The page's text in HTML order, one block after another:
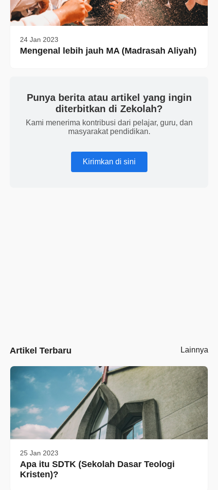
24 Jan 2023
Mengenal lebih jauh MA (Madrasah Aliyah)
Punya berita atau artikel yang ingin
diterbitkan di Zekolah?
Kami menerima kontribusi dari pelajar, guru, dan
masyarakat pendidikan.
Kirimkan di sini
Artikel Terbaru Lainnya
25 Jan 2023
Apa itu SDTK (Sekolah Dasar Teologi
Kristen)?